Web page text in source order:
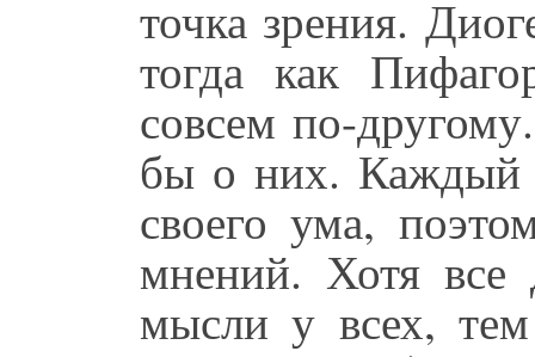
точка зрения.
тогда как
совсем по-
бы о них. Каждый
своего ума,
мнений. Хотя
мысли у всех,